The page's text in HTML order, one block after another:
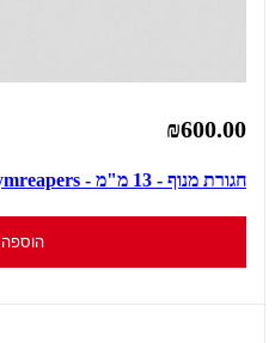
₪600.00
חגורת מנוף - 13 מ"מ - Gymreapers